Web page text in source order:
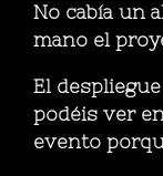
No cabía un
mano el
El
podéis ver
evento